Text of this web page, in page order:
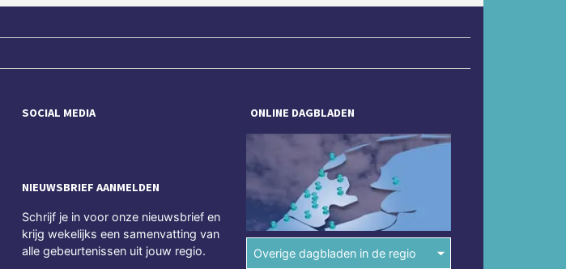
SOCIAL MEDIA
NIEUWSBRIEF AANMELDEN
Schrijf je in voor onze nieuwsbrief en
krijg wekelijks een samenvatting van
alle gebeurtenissen uit jouw regio.
ONLINE DAGBLADEN
Overige dagbladen in de regio